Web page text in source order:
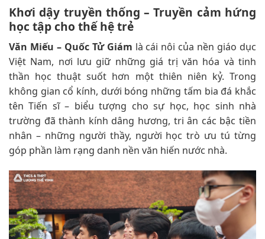
Khơi dậy truyền thống – Truyền cảm hứng
học tập cho thế hệ trẻ
Văn Miếu – Quốc Tử Giám là cái nôi của nền giáo dục
Việt Nam, nơi lưu giữ những giá trị văn hóa và tinh
thần học thuật suốt hơn một thiên niên kỷ. Trong
không gian cổ kính, dưới bóng những tấm bia đá khắc
tên Tiến sĩ – biểu tượng cho sự học, học sinh nhà
trường đã thành kính dâng hương, tri ân các bậc tiền
nhân – những người thầy, người học trò ưu tú từng
góp phần làm rạng danh nền văn hiến nước nhà.